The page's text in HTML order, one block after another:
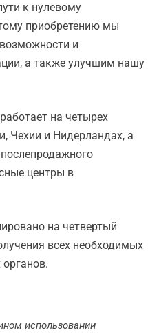
к нулевому
приобретению мы
и
а также улучшим нашу
на четырех
Чехии и Нидерландах, а
центры в
на четвертый
всех необходимых
использовании